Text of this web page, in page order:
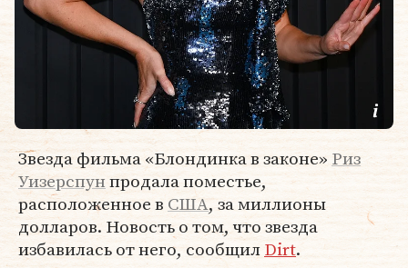
Звезда фильма «Блондинка в законе» Риз
Уизерспунпродала поместье,
расположенное в США, за миллионы
долларов. Новость о том, что звезда
избавилась от него, сообщилDirt.